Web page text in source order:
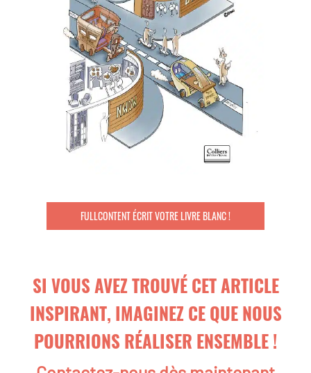
FULLCONTENT ÉCRIT VOTRE LIVRE BLANC !
SI VOUS AVEZ TROUVÉ CET ARTICLE
INSPIRANT, IMAGINEZ CE QUE NOUS
POURRIONS RÉALISER ENSEMBLE !